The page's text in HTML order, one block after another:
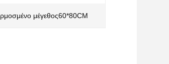
μέγεθος60*80CM